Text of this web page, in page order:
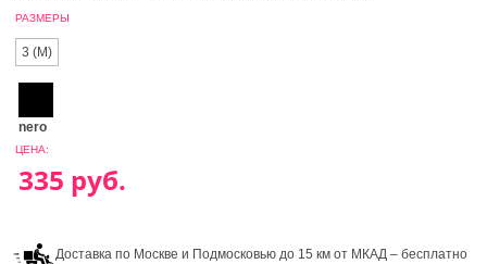
РАЗМЕРЫ
3 (M)
nero
ЦЕНА:
Доставка по Москве и Подмосковью до 15 км от МКАД – бесплатно